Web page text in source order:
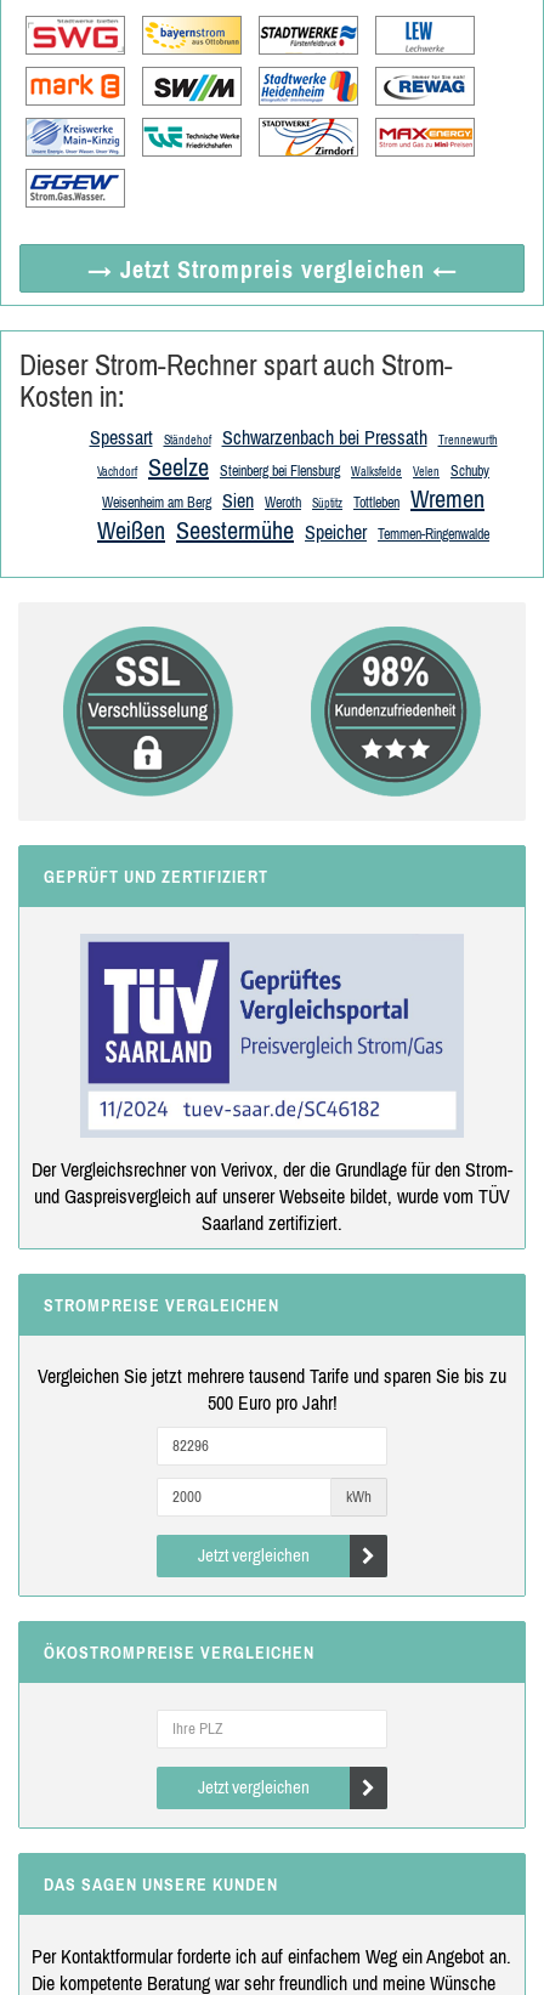
→ Jetzt Strompreis vergleichen ←
Dieser Strom-Rechner spart auch Strom-
Kosten in:
Spessart Ständehof Schwarzenbach bei Pressath Trennewurth
Vachdorf Seelze Steinberg bei Flensburg Walksfelde Velen
Schuby
Weisenheim am Berg
Sien Weroth Süptitz Tottleben
Wremen
Weißen Seestermühe Speicher Temmen-Ringenwalde
GEPRÜFT UND ZERTIFIZIERT
Der Vergleichsrechner von Verivox, der die Grundlage für den Strom-
und Gaspreisvergleich auf unserer Webseite bildet, wurde vom TÜV
Saarland zertifiziert.
STROMPREISE VERGLEICHEN
Vergleichen Sie jetzt mehrere tausend Tarife und sparen Sie bis zu
500 Euro pro Jahr!
kWh
Jetzt vergleichen
ÖKOSTROMPREISE VERGLEICHEN
Jetzt vergleichen
DAS SAGEN UNSERE KUNDEN
Per Kontaktformular forderte ich auf einfachem Weg ein Angebot an.
Die kompetente Beratung war sehr freundlich und meine Wünsche